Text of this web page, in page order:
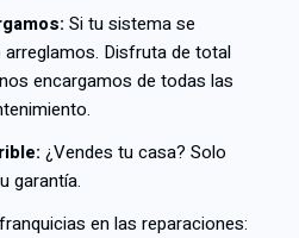
Si tu sistema se
Disfruta de total
encargamos de todas las
¿Vendes tu casa? Solo
garantía.
en las reparaciones: